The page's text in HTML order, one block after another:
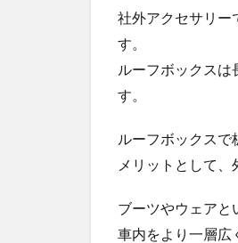
社外アクセサリー
す。
ルーフボックスは
す。
ルーフボックスで
メリットとして
ブーツやウェアと
車内をより一層広